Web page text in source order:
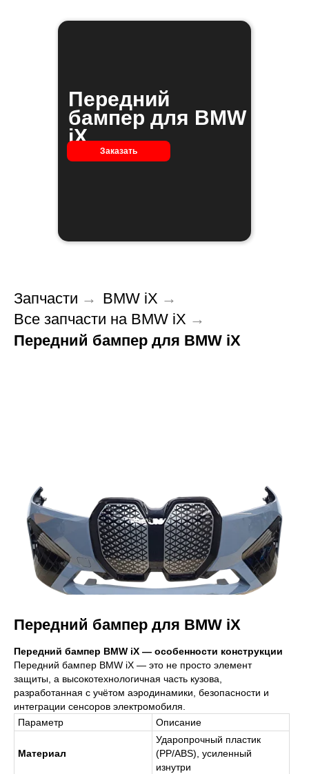
Передний
бампер для BMW
iX
Заказать
Запчасти → BMW iX →
Все запчасти на BMW iX →
Передний бампер для BMW iX
Передний бампер для BMW iX
Передний бампер BMW iX — особенности конструкции
Передний бампер BMW iX — это не просто элемент
защиты, а высокотехнологичная часть кузова,
разработанная с учётом аэродинамики, безопасности и
интеграции сенсоров электромобиля.
Параметр
Описание
Материал
Ударопрочный пластик
(PP/ABS), усиленный
изнутри